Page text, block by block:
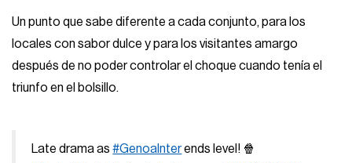
Un punto que sabe diferente a cada conjunto, para los
locales con sabor dulce y para los visitantes amargo
después de no poder controlar el choque cuando tenía el
triunfo en el bolsillo.
Late drama as#GenoaInterends level! 🍿